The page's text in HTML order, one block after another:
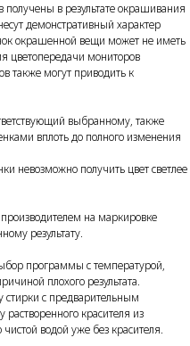
получены в результате окрашивания
демонстративный характер
окрашенной вещи может не иметь
цветопередачи мониторов
также могут приводить к
выбранному, также
вплоть до полного изменения
невозможно получить цвет светлее
производителем на маркировке
результату.
программы с температурой,
плохого результата.
стирки с предварительным
растворенного красителя из
водой уже без красителя.